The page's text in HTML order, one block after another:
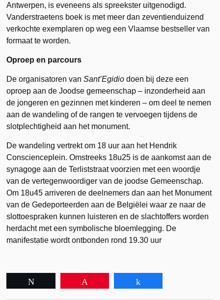
Antwerpen, is eveneens als spreekster uitgenodigd.
Vanderstraetens boek is met meer dan zeventienduizend
verkochte exemplaren op weg een Vlaamse bestseller van
formaat te worden.
Oproep en parcours
De organisatoren van Sant’Egidio doen bij deze een
oproep aan de Joodse gemeenschap – inzonderheid aan
de jongeren en gezinnen met kinderen – om deel te nemen
aan de wandeling of de rangen te vervoegen tijdens de
slotplechtigheid aan het monument.
De wandeling vertrekt om 18 uur aan het Hendrik
Conscienceplein. Omstreeks 18u25 is de aankomst aan de
synagoge aan de Terliststraat voorzien met een woordje
van de vertegenwoordiger van de joodse Gemeenschap.
Om 18u45 arriveren de deelnemers dan aan het Monument
van de Gedeporteerden aan de Belgiëlei waar ze naar de
slottoespraken kunnen luisteren en de slachtoffers worden
herdacht met een symbolische bloemlegging. De
manifestatie wordt ontbonden rond 19.30 uur